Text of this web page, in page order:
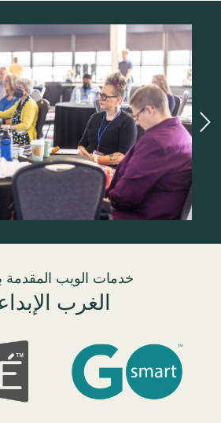
خدمات الويب
الغرب